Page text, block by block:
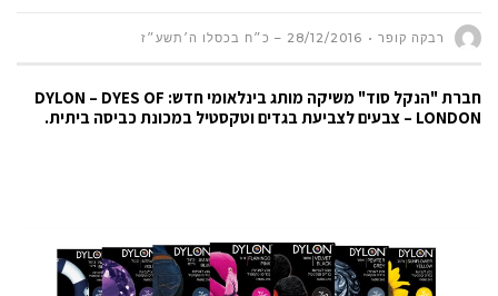
רבקה קופר 28/12/2016 – כ״ח בכסלו ה׳תשע״ז
חברת "הנקל סוד" משיקה מותג בינלאומי חדש: DYLON – DYES OF
LONDON – צבעים לצביעת בגדים וטקסטיל במכונת כביסה ביתית.